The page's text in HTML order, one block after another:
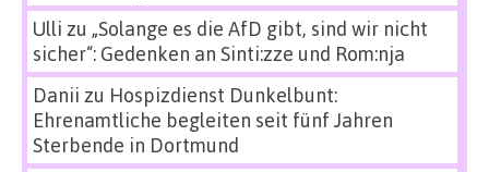
Ulli zu „Solange es die AfD gibt, sind wir nicht
sicher“: Gedenken an Sinti:zze und Rom:nja
Danii zu Hospizdienst Dunkelbunt:
Ehrenamtliche begleiten seit fünf Jahren
Sterbende in Dortmund